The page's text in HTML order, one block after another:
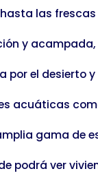
las
y
por el desierto
acuáticas
gama de
podrá ver